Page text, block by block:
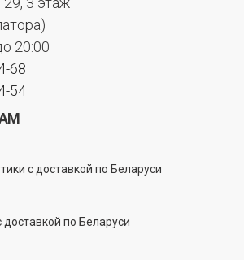
20:00
68
54
с доставкой по Беларуси
по Беларуси